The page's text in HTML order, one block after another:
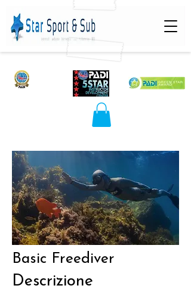
Basic Freediver
Descrizione